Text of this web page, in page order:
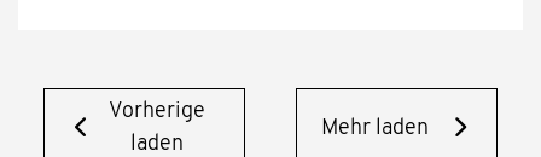
Vorherige
laden
Mehr laden